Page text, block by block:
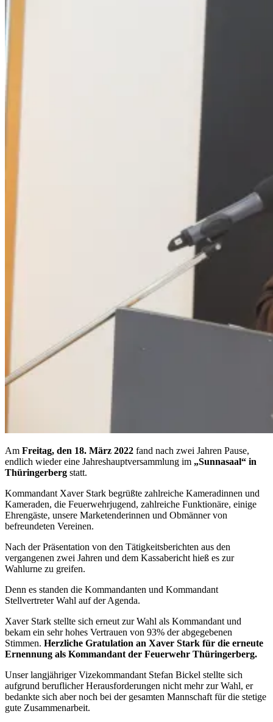
Am Freitag, den 18. März 2022 fand nach zwei Jahren Pause,
endlich wieder eine Jahreshauptversammlung im „Sunnasaal“ in
Thüringerberg statt.
Kommandant Xaver Stark begrüßte zahlreiche Kameradinnen und
Kameraden, die Feuerwehrjugend, zahlreiche Funktionäre, einige
Ehrengäste, unsere Marketenderinnen und Obmänner von
befreundeten Vereinen.
Nach der Präsentation von den Tätigkeitsberichten aus den
vergangenen zwei Jahren und dem Kassabericht hieß es zur
Wahlurne zu greifen.
Denn es standen die Kommandanten und Kommandant
Stellvertreter Wahl auf der Agenda.
Xaver Stark stellte sich erneut zur Wahl als Kommandant und
bekam ein sehr hohes Vertrauen von 93% der abgegebenen
Stimmen. Herzliche Gratulation an Xaver Stark für die erneute
Ernennung als Kommandant der Feuerwehr Thüringerberg.
Unser langjähriger Vizekommandant Stefan Bickel stellte sich
aufgrund beruflicher Herausforderungen nicht mehr zur Wahl, er
bedankte sich aber noch bei der gesamten Mannschaft für die stetige
gute Zusammenarbeit.